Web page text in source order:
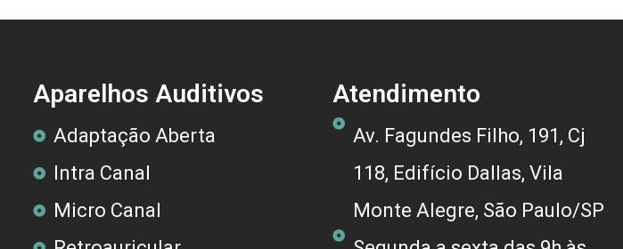
Aparelhos Auditivos
Adaptação Aberta
Intra Canal
Micro Canal
Atendimento
Av. Fagundes Filho, 191, Cj
118, Edifício Dallas, Vila
Monte Alegre, São Paulo/SP